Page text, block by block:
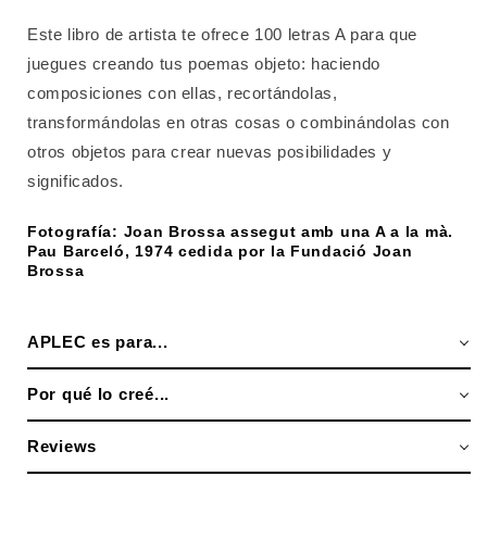
Este libro de artista te ofrece 100 letras A para que
juegues creando tus poemas objeto: haciendo
composiciones con ellas, recortándolas,
transformándolas en otras cosas o combinándolas con
otros objetos para crear nuevas posibilidades y
significados.
Fotografía: Joan Brossa assegut amb una A a la mà.
Pau Barceló, 1974 cedida por la Fundació Joan
Brossa
APLEC es para...
Por qué lo creé...
Reviews